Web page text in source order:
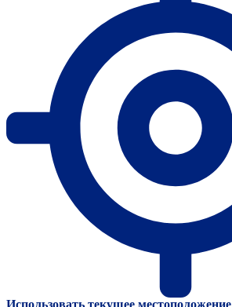
Использовать текущее местоположение